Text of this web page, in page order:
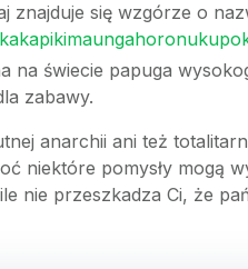
znajduje się wzgórze o
na świecie papuga
zabawy.
anarchii ani też
niektóre pomysły mogą
nie przeszkadza Ci, że